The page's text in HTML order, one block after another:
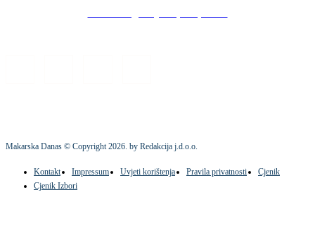
Makarska Danas © Copyright2026. by Redakcija j.d.o.o.
Kontakt Impressum Uvjeti korištenja Pravila privatnosti
Cjenik
Cjenik Izbori